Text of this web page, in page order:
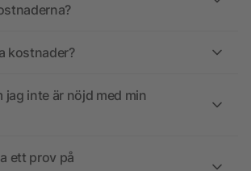
kostnader?
jag inte är nöjd med min
ett prov på